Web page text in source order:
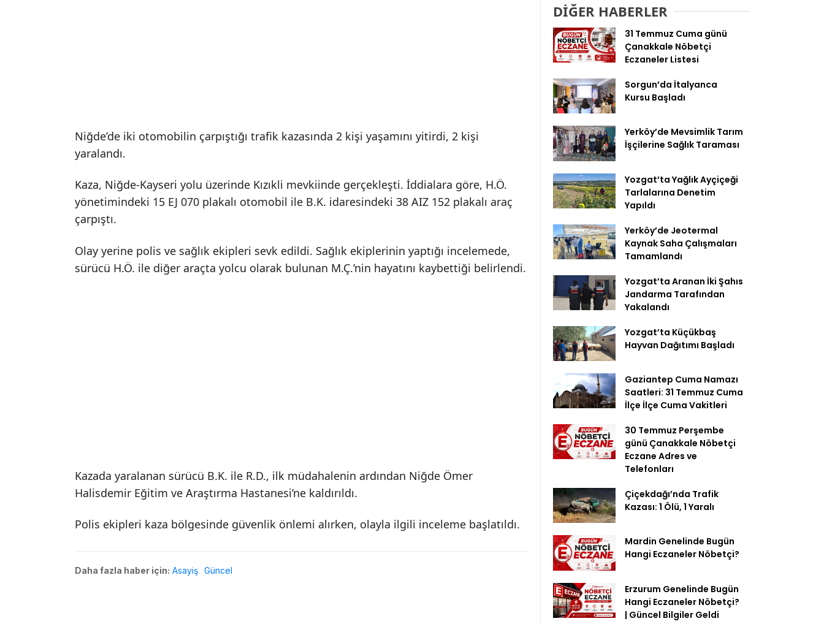
Niğde’de iki otomobilin çarpıştığı trafik kazasında 2 kişi yaşamını yitirdi, 2 kişi
yaralandı.
Kaza, Niğde-Kayseri yolu üzerinde Kızıkli mevkiinde gerçekleşti. İddialara göre, H.Ö.
yönetimindeki 15 EJ 070 plakalı otomobil ile B.K. idaresindeki 38 AIZ 152 plakalı araç
çarpıştı.
Olay yerine polis ve sağlık ekipleri sevk edildi. Sağlık ekiplerinin yaptığı incelemede,
sürücü H.Ö. ile diğer araçta yolcu olarak bulunan M.Ç.’nin hayatını kaybettiği belirlendi.
Kazada yaralanan sürücü B.K. ile R.D., ilk müdahalenin ardından Niğde Ömer
Halisdemir Eğitim ve Araştırma Hastanesi’ne kaldırıldı.
Polis ekipleri kaza bölgesinde güvenlik önlemi alırken, olayla ilgili inceleme başlatıldı.
Daha fazla haber için: Asayiş Güncel
DİĞER HABERLER
31 Temmuz Cuma günü
Çanakkale Nöbetçi
Eczaneler Listesi
Sorgun’da İtalyanca
Kursu Başladı
Yerköy’de Mevsimlik Tarım
İşçilerine Sağlık Taraması
Yozgat’ta Yağlık Ayçiçeği
Tarlalarına Denetim
Yapıldı
Yerköy’de Jeotermal
Kaynak Saha Çalışmaları
Tamamlandı
Yozgat’ta Aranan İki Şahıs
Jandarma Tarafından
Yakalandı
Yozgat’ta Küçükbaş
Hayvan Dağıtımı Başladı
Gaziantep Cuma Namazı
Saatleri: 31 Temmuz Cuma
İlçe İlçe Cuma Vakitleri
30 Temmuz Perşembe
günü Çanakkale Nöbetçi
Eczane Adres ve
Telefonları
Çiçekdağı’nda Trafik
Kazası: 1 Ölü, 1 Yaralı
Mardin Genelinde Bugün
Hangi Eczaneler Nöbetçi?
Erzurum Genelinde Bugün
Hangi Eczaneler Nöbetçi?
| Güncel Bilgiler Geldi